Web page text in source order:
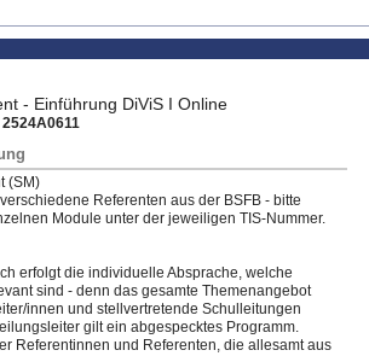
- Einführung DiViS I Online
2524A0611
(SM)
Referenten aus der BSFB - bitte
Module unter der jeweiligen TIS-Nummer.
erfolgt die individuelle Absprache, welche
sind - denn das gesamte Themenangebot
innen und stellvertretende Schulleitungen
gilt ein abgespecktes Programm.
Referentinnen und Referenten, die allesamt aus